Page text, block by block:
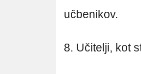
učbenikov.
8. Učitelji, kot